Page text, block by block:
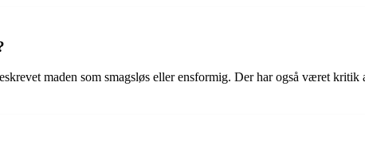
maden som smagsløs eller ensformig. Der har også været kritik